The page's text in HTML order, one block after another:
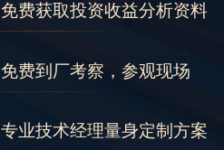
免费获取投资收益分析资料
免费到厂考察，参观现场
专业技术经理量身定制方案